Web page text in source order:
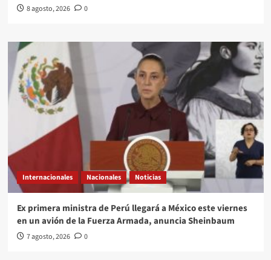
8 agosto, 2026 0
Internacionales Nacionales Noticias
Ex primera ministra de Perú llegará a México este viernes
en un avión de la Fuerza Armada, anuncia Sheinbaum
7 agosto, 2026 0